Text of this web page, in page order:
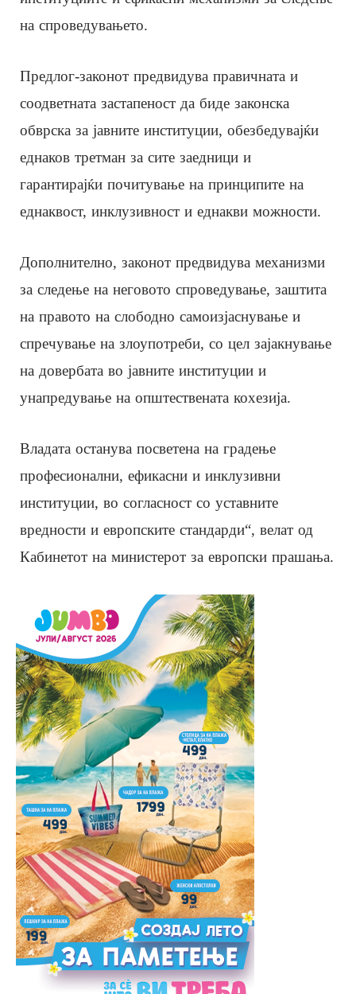
на спроведувањето.
Предлог-законот предвидува правичната и
соодветната застапеност да биде законска
обврска за јавните институции, обезбедувајќи
еднаков третман за сите заедници и
гарантирајќи почитување на принципите на
еднаквост, инклузивност и еднакви можности.
Дополнително, законот предвидува механизми
за следење на неговото спроведување, заштита
на правото на слободно самоизјаснување и
спречување на злоупотреби, со цел зајакнување
на довербата во јавните институции и
унапредување на општествената кохезија.
Владата останува посветена на градење
професионални, ефикасни и инклузивни
институции, во согласност со уставните
вредности и европските стандарди“, велат од
Кабинетот на министерот за европски прашања.